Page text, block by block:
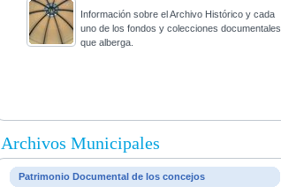
Información sobre el Archivo Histórico y cada
uno de los fondos y colecciones documentales
que alberga.
Archivos Municipales
Patrimonio Documental de los concejos